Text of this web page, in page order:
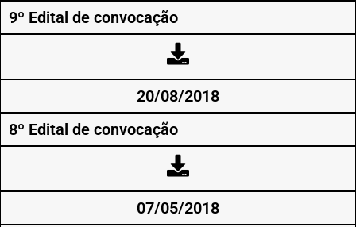
9º Edital de convocação
20/08/2018
8º Edital de convocação
07/05/2018